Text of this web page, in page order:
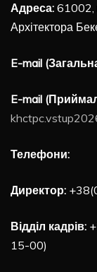
Адреса: 61002,
Архітектора
E-mail
E-mail
Телефони:
Директор:
Відділ кадрів:
15-00)